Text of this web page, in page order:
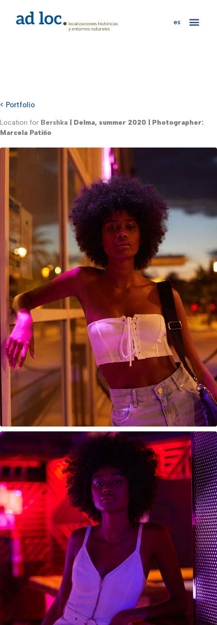
es
< Portfolio
Location for Bershka | Delma, summer 2020 | Photographer:
Marcela Patiño